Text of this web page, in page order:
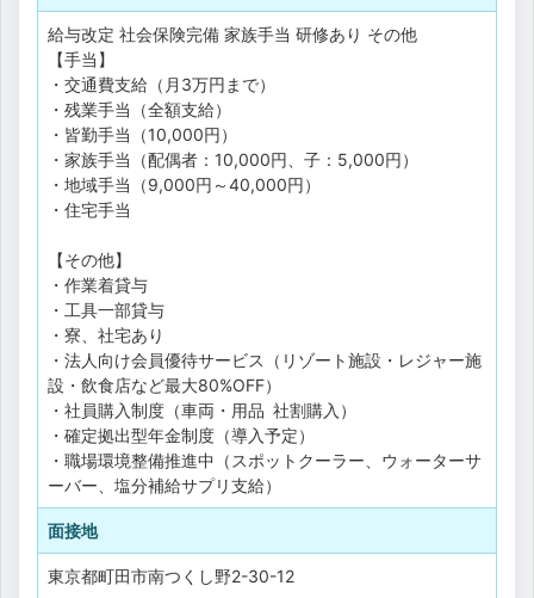
給与改定 社会保険完備 家族手当 研修あり その他
【手当】
・交通費支給（月3万円まで）
・残業手当（全額支給）
・皆勤手当（10,000円）
・家族手当（配偶者：10,000円、子：5,000円）
・地域手当（9,000円～40,000円）
・住宅手当
【その他】
・作業着貸与
・工具一部貸与
・寮、社宅あり
・法人向け会員優待サービス（リゾート施設・レジャー施
設・飲食店など最大80%OFF）
・社員購入制度（車両・用品 社割購入）
・確定拠出型年金制度（導入予定）
・職場環境整備推進中（スポットクーラー、ウォーターサ
ーバー、塩分補給サプリ支給）
面接地
東京都町田市南つくし野2-30-12